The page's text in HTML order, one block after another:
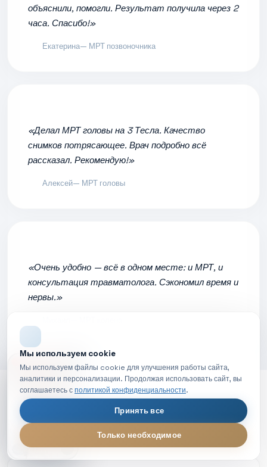
объяснили, помогли. Результат получила через 2
часа. Спасибо!»
Екатерина— МРТ позвоночника
«Делал МРТ головы на 3 Тесла. Качество
снимков потрясающее. Врач подробно всё
рассказал. Рекомендую!»
Алексей— МРТ головы
«Очень удобно — всё в одном месте: и МРТ, и
консультация травматолога. Сэкономил время и
нервы.»
Ответы наваши вопросы
Мы используем cookie
Мы используем файлы cookie для улучшения работы сайта,
аналитики и персонализации. Продолжая использовать сайт, вы
соглашаетесь сполитикой конфиденциальности.
Принять все
Только необходимое